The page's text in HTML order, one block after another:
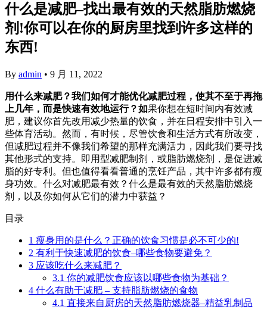
什么是减肥–找出最有效的天然脂肪燃烧
剂!你可以在你的厨房里找到许多这样的
东西!
By admin • 9 月 11, 2022
用什么来减肥？我们如何才能优化减肥过程，使其不至于再拖
上几年，而是快速有效地运行？如果你想在短时间内有效减
肥，建议你首先改用减少热量的饮食，并在日程安排中引入一
些体育活动。然而，有时候，尽管饮食和生活方式有所改变，
但减肥过程并不像我们希望的那样充满活力，因此我们要寻找
其他形式的支持。即用型减肥制剂，或脂肪燃烧剂，是促进减
脂的好专利。但也值得看看普通的烹饪产品，其中许多都有瘦
身功效。什么对减肥最有效？什么是最有效的天然脂肪燃烧
剂，以及你如何从它们的潜力中获益？
目录
1 瘦身用的是什么？正确的饮食习惯是必不可少的!
2 有利于快速减肥的饮食–哪些食物要避免？
3 应该吃什么来减肥？
3.1 你的减肥饮食应该以哪些食物为基础？
4 什么有助于减肥 – 支持脂肪燃烧的食物
4.1 直接来自厨房的天然脂肪燃烧器–精益乳制品